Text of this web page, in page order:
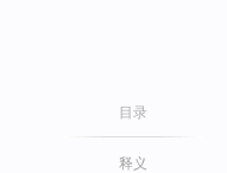
目录
释义